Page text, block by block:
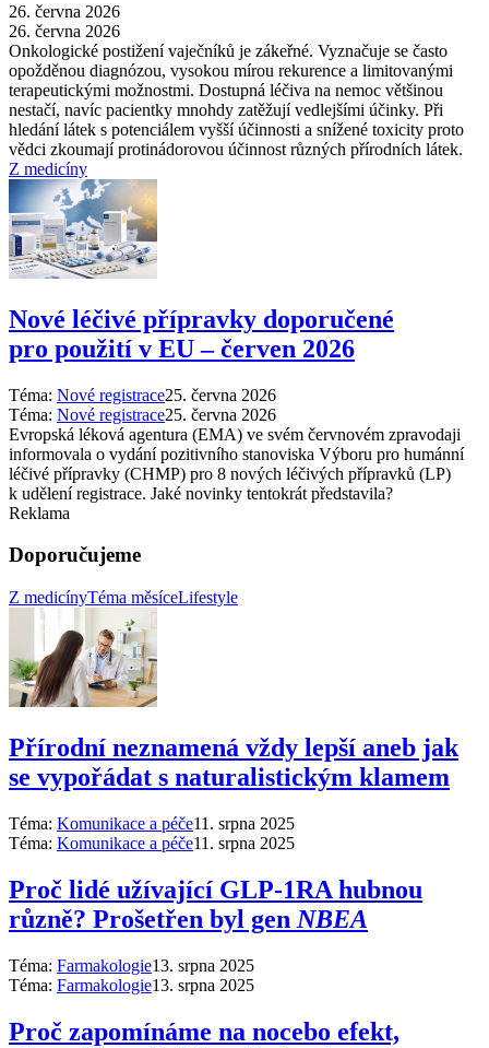
26. června 2026
26. června 2026
Onkologické postižení vaječníků je zákeřné. Vyznačuje se často
opožděnou diagnózou, vysokou mírou rekurence a limitovanými
terapeutickými možnostmi. Dostupná léčiva na nemoc většinou
nestačí, navíc pacientky mnohdy zatěžují vedlejšími účinky. Při
hledání látek s potenciálem vyšší účinnosti a snížené toxicity proto
vědci zkoumají protinádorovou účinnost různých přírodních látek.
Z medicíny
Nové léčivé přípravky doporučené
pro použití v EU –⁠ červen 2026
Téma: Nové registrace25. června 2026
Téma: Nové registrace25. června 2026
Evropská léková agentura (EMA) ve svém červnovém zpravodaji
informovala o vydání pozitivního stanoviska Výboru pro humánní
léčivé přípravky (CHMP) pro 8 nových léčivých přípravků (LP)
k udělení registrace. Jaké novinky tentokrát představila?
Reklama
Doporučujeme
Z medicínyTéma měsíceLifestyle
Přírodní neznamená vždy lepší aneb jak
se vypořádat s naturalistickým klamem
Téma: Komunikace a péče11. srpna 2025
Téma: Komunikace a péče11. srpna 2025
Proč lidé užívající GLP-1RA hubnou
různě? Prošetřen byl gen NBEA
Téma: Farmakologie13. srpna 2025
Téma: Farmakologie13. srpna 2025
Proč zapomínáme na nocebo efekt,